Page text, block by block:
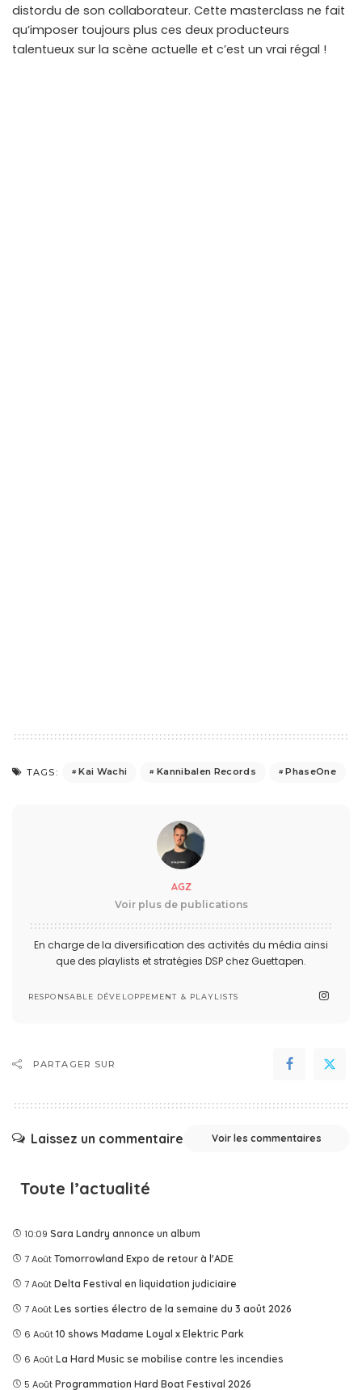
distordu de son collaborateur. Cette masterclass ne fait
qu’imposer toujours plus ces deux producteurs
talentueux sur la scène actuelle et c’est un vrai régal !
TAGS: Kai Wachi Kannibalen Records PhaseOne
AGZ
Voir plus de publications
En charge de la diversification des activités du média ainsi
que des playlists et stratégies DSP chez Guettapen.
RESPONSABLE DÉVELOPPEMENT & PLAYLISTS
PARTAGER SUR
Laissez un commentaire Voir les commentaires
Toute l’actualité
10:09 Sara Landry annonce un album
7 Août Tomorrowland Expo de retour à l'ADE
7 Août Delta Festival en liquidation judiciaire
7 Août Les sorties électro de la semaine du 3 août 2026
6 Août 10 shows Madame Loyal x Elektric Park
6 Août La Hard Music se mobilise contre les incendies
5 Août Programmation Hard Boat Festival 2026